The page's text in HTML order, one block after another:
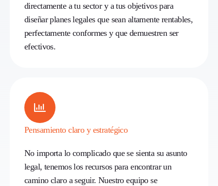
directamente a tu sector y a tus objetivos para
diseñar planes legales que sean altamente rentables,
perfectamente conformes y que demuestren ser
efectivos.
Pensamiento claro y estratégico
No importa lo complicado que se sienta su asunto
legal, tenemos los recursos para encontrar un
camino claro a seguir. Nuestro equipo se